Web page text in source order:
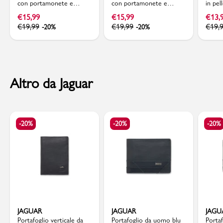
con portamonete e
scomparti Navigare
€15,99
€19,99 -20%
con portamonete e
scomparti Navigare
€15,99
€19,99 -20%
in
€
€
Altro da Jaguar
-20%
JAGUAR
Portafoglio verticale da
-20%
JAGUAR
Portafoglio da uomo blu
-20%